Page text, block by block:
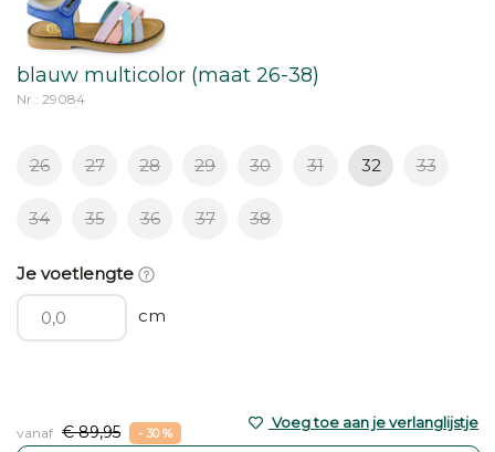
blauw multicolor (maat 26-38)
Nr.: 29084
26 27 28 29 30 31 32 33
34 35 36 37 38
Je voetlengte
cm
vanaf € 89,95 - 30 %
Voeg toe aan je verlanglijstje